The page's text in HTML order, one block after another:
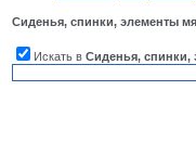
Сиденья, спинки, элементы
Искать в Сиденья, спинки,